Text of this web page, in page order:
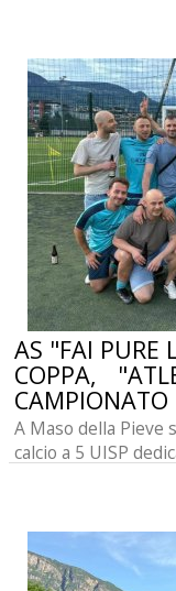
AS "FAI PURE
COPPA,
CAMPIONATO
A Maso della Pieve
calcio a 5 UISP
protagoniste di un